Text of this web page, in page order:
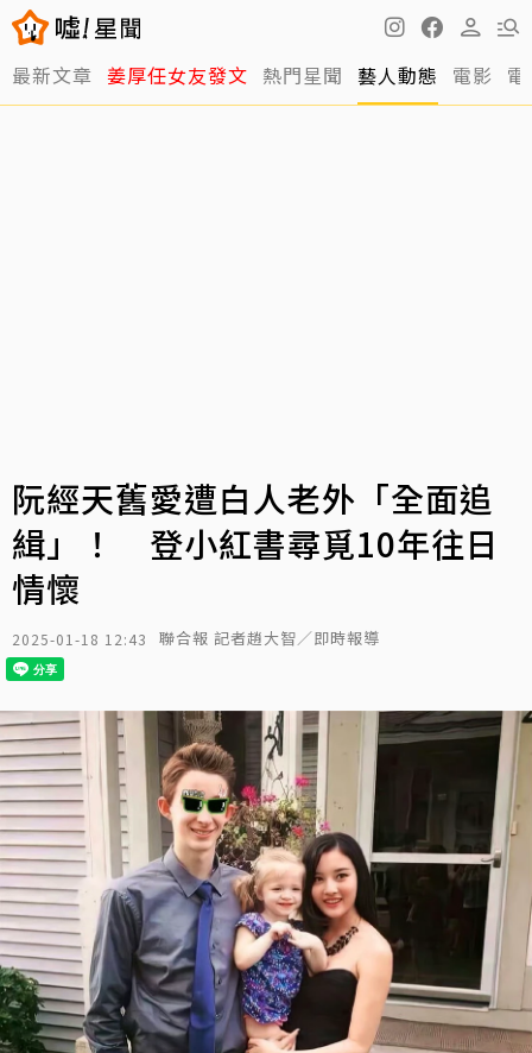
最新文章 姜厚任女友發文 熱門星聞 藝人動態 電影
阮經天舊愛遭白人老外「全面追
緝」！ 登小紅書尋覓10年往日
情懷
2025-01-18 12:43 聯合報 記者趙大智／即時報導